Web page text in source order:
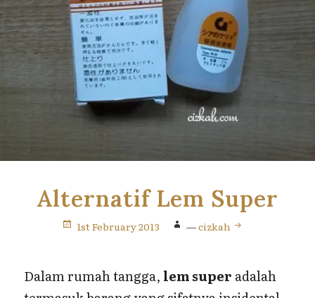
Alternatif Lem Super
1st February 2013 —cizkah
Dalam rumah tangga, lem super adalah